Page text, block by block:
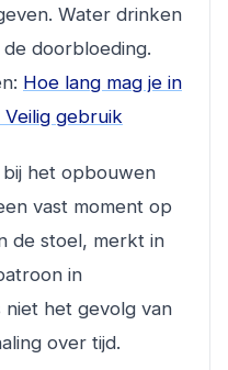
Water drinken
doorbloeding.
Hoe lang mag je in
gebruik
bij het opbouwen
vast moment op
de stoel, merkt in
in
niet het gevolg van
over tijd.